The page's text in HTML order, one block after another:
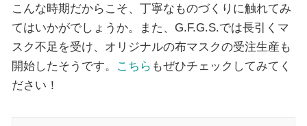
こんな時期だからこそ、丁寧なものづくりに触れてみ
てはいかがでしょうか。また、G.F.G.S.では長引くマ
スク不足を受け、オリジナルの布マスクの受注生産も
開始したそうです。
こちら もぜひチェックしてみてく
ださい！